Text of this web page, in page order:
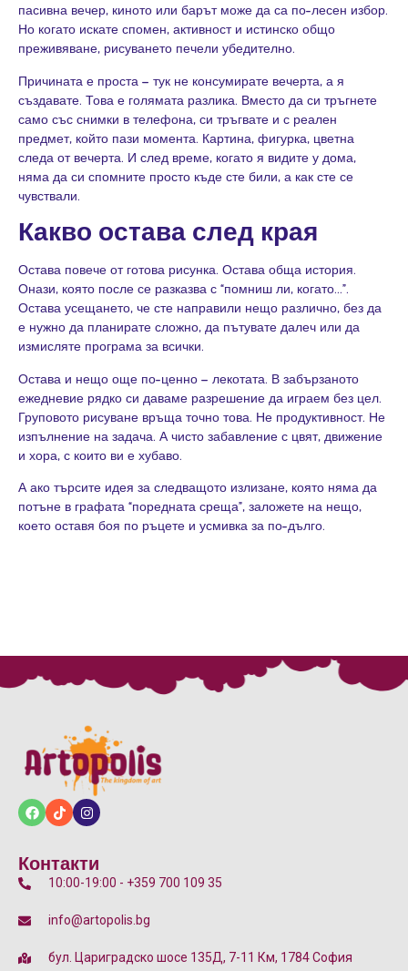
пасивна вечер, киното или барът може да са по-лесен избор.
Но когато искате спомен, активност и истинско общо
преживяване, рисуването печели убедително.
Причината е проста – тук не консумирате вечерта, а я
създавате. Това е голямата разлика. Вместо да си тръгнете
само със снимки в телефона, си тръгвате и с реален
предмет, който пази момента. Картина, фигурка, цветна
следа от вечерта. И след време, когато я видите у дома,
няма да си спомните просто къде сте били, а как сте се
чувствали.
Какво остава след края
Остава повече от готова рисунка. Остава обща история.
Онази, която после се разказва с “помниш ли, когато…”.
Остава усещането, че сте направили нещо различно, без да
е нужно да планирате сложно, да пътувате далеч или да
измисляте програма за всички.
Остава и нещо още по-ценно – лекотата. В забързаното
ежедневие рядко си даваме разрешение да играем без цел.
Груповото рисуване връща точно това. Не продуктивност. Не
изпълнение на задача. А чисто забавление с цвят, движение
и хора, с които ви е хубаво.
А ако търсите идея за следващото излизане, която няма да
потъне в графата “поредната среща”, заложете на нещо,
което оставя боя по ръцете и усмивка за по-дълго.
Контакти
10:00-19:00 - +359 700 109 35
info@artopolis.bg
бул. Цариградско шосе 135Д, 7-11 Км, 1784 София